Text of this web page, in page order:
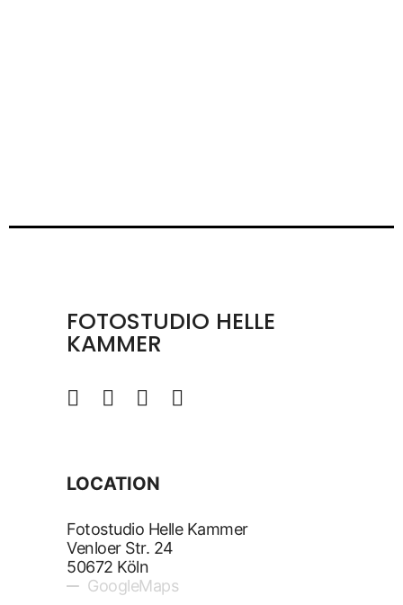
FOTOSTUDIO HELLE
KAMMER
LOCATION
Fotostudio Helle Kammer
Venloer Str. 24
50672 Köln
GoogleMaps